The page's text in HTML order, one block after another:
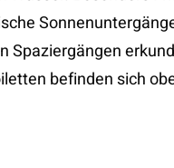
Spaziergängen
befinden sich